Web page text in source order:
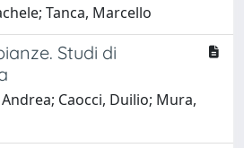
Tanca, Marcello
Studi di
Caocci, Duilio; Mura,